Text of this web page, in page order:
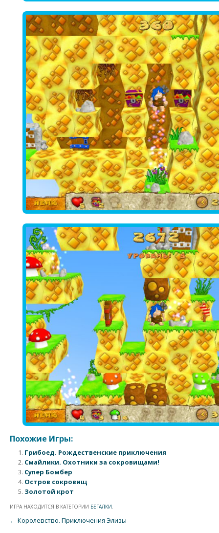
Похожие Игры:
Грибоед. Рождественские приключения
Смайлики. Охотники за сокровищами!
Супер Бомбер
Остров сокровищ
Золотой крот
ИГРА НАХОДИТСЯ В КАТЕГОРИИ БЕГАЛКИ.
Post navigation
← Королевство. Приключения Элизы